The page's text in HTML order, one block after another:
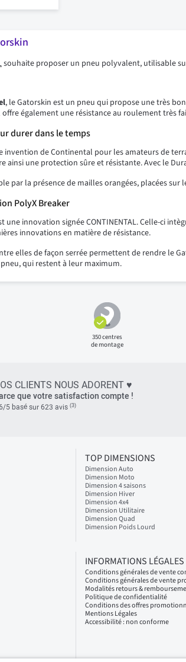
souhaite proposer un pneu polyvalent, utilisable
, le Gatorskin est un pneu qui propose une très
également une résistance au roulement très
durer dans le temps
invention de Continental pour les amateurs de
ainsi une protection sûre et résistante. Avec le
par la présence de mailles orangées, placées sur
PolyX Breaker
une innovation signée CONTINENTAL. Celle-ci
innovations en matière de résistance.
elles de façon serrée permettent de rendre le
qui restent à leur maximum.
350 centres
de montage
CLIENTS NOUS ADORENT ♥
que votre satisfaction compte !
5 basé sur 623 avis (3)
TOP DIMENSIONS
Dimension Auto
Dimension Moto
Dimension 4 saisons
Dimension Hiver
Dimension 4x4
Dimension Utilitaire
Dimension Quad
Dimension Poids Lourd
INFORMATIONS LÉGALES
Conditions générales de vente
Conditions générales de vente
Modalités retours &
Politique de confidentialité
Conditions des offres
Mentions Légales
Accessibilité : non conforme